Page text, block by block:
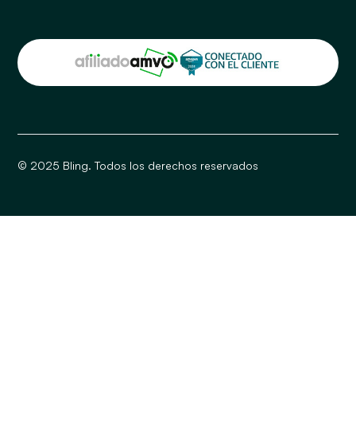
© 2025 Bling. Todos los derechos reservados